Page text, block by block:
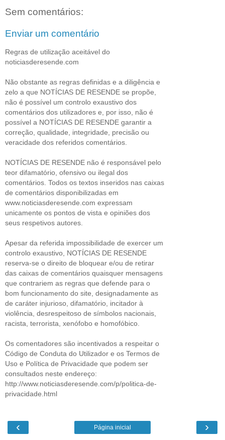
Sem comentários:
Enviar um comentário
Regras de utilização aceitável do
noticiasderesende.com
Não obstante as regras definidas e a diligência e
zelo a que NOTÍCIAS DE RESENDE se propõe,
não é possível um controlo exaustivo dos
comentários dos utilizadores e, por isso, não é
possível a NOTÍCIAS DE RESENDE garantir a
correção, qualidade, integridade, precisão ou
veracidade dos referidos comentários.
NOTÍCIAS DE RESENDE não é responsável pelo
teor difamatório, ofensivo ou ilegal dos
comentários. Todos os textos inseridos nas caixas
de comentários disponibilizadas em
www.noticiasderesende.com expressam
unicamente os pontos de vista e opiniões dos
seus respetivos autores.
Apesar da referida impossibilidade de exercer um
controlo exaustivo, NOTÍCIAS DE RESENDE
reserva-se o direito de bloquear e/ou de retirar
das caixas de comentários quaisquer mensagens
que contrariem as regras que defende para o
bom funcionamento do site, designadamente as
de caráter injurioso, difamatório, incitador à
violência, desrespeitoso de símbolos nacionais,
racista, terrorista, xenófobo e homofóbico.
Os comentadores são incentivados a respeitar o
Código de Conduta do Utilizador e os Termos de
Uso e Política de Privacidade que podem ser
consultados neste endereço:
http://www.noticiasderesende.com/p/politica-de-
privacidade.html
‹ ›
Página inicial